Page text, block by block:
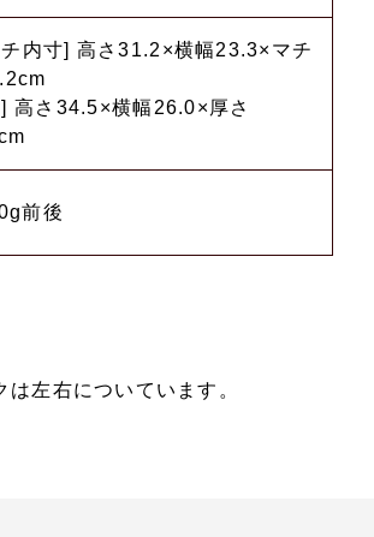
チ内寸] 高さ31.2×横幅23.3×マチ
] 高さ34.5×横幅26.0×厚さ
前後
左右についています。